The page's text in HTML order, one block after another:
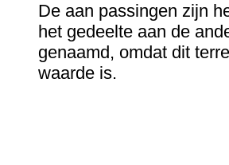
De aan passingen zijn
het gedeelte aan de
genaamd, omdat dit
waarde is.